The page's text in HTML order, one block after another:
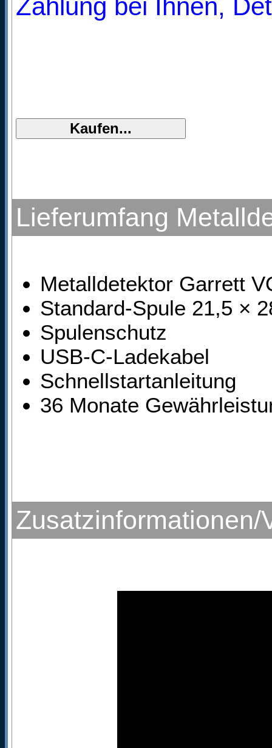
Zahlung bei Ihnen,
Lieferumfang
Metalldetektor Garrett
Standard-Spule 21,5 ×
Spulenschutz
USB-C-Ladekabel
Schnellstartanleitung
36 Monate
Zusatzinformationen/